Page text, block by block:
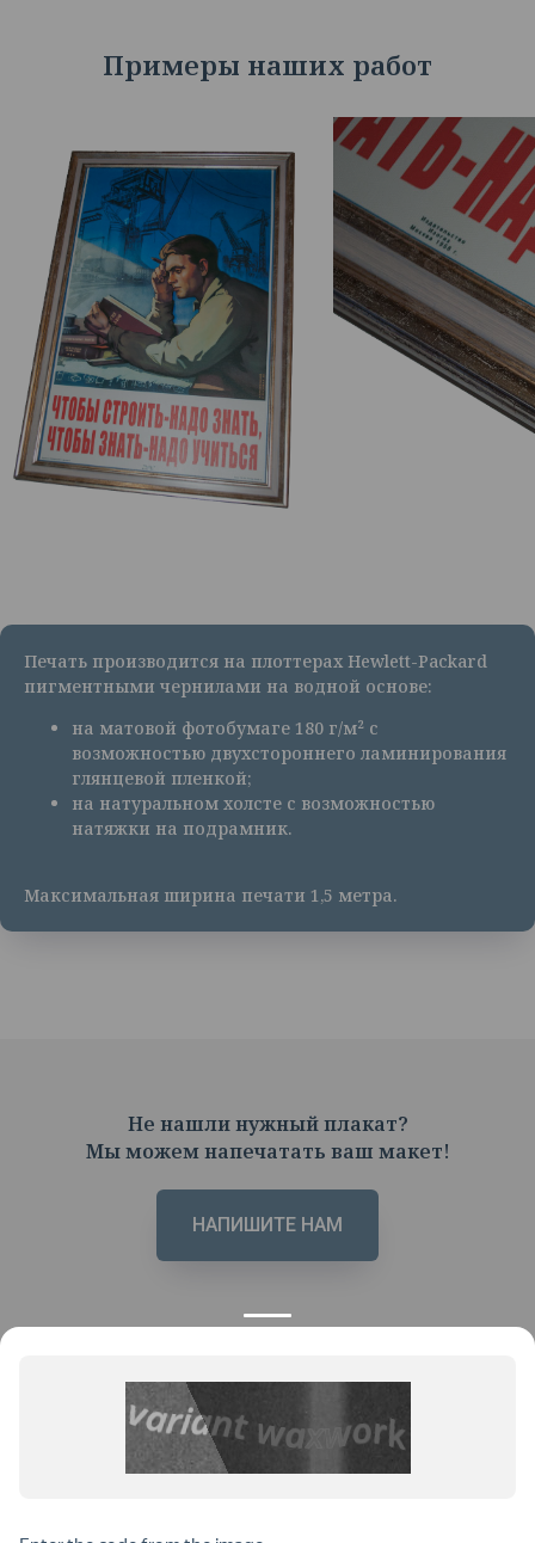
Примеры наших работ
Печать производится на плоттерах Hewlett-Packard
пигментными чернилами на водной основе:
на матовой фотобумаге 180 г/м² с
возможностью двухстороннего ламинирования
глянцевой пленкой;
на натуральном холсте с возможностью
натяжки на подрамник.
Максимальная ширина печати 1,5 метра.
Не нашли нужный плакат?
Мы можем напечатать ваш макет!
НАПИШИТЕ НАМ
ПРОДУКЦИЯ